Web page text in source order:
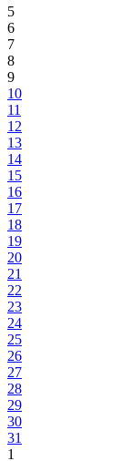
5
6
7
8
9
10
11
12
13
14
15
16
17
18
19
20
21
22
23
24
25
26
27
28
29
30
31
1